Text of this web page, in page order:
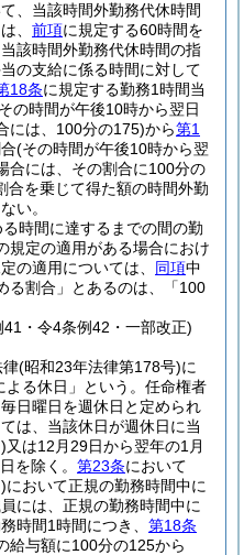
、当該時間外勤務代休時間
、 前項に規定する60時間を
該時間外勤務代休時間の指
の支給に係る時間に対して
18条に規定する勤務1時間当
の時間が午後10時から翌日
には、100分の175)から第1
(その時間が午後10時から翌
合には、その割合に100分の
合を乗じて得た額の時間外勤
い。
時間に達するまでの間の勤
規定の適用がある場合におけ
の適用については、 同項中
る割合」とあるのは、「100
・令4条例42・一部改正)
律(昭和23年法律第178号)に
よる休日」という。任命権者
日曜日を週休日と定められ
は、当該休日が週休日に当
又は12月29日から翌年の1月
を除く。 第23条において
において正規の勤務時間中に
には、正規の勤務時間中に
時間1時間につき、 第18条
給与額に100分の125から